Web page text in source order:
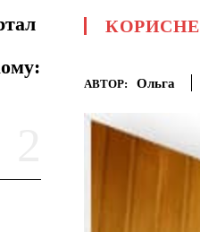
КОРИСНЕ
АВТОР: Ольга